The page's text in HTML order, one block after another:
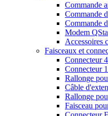
Commande
Commande
Commande
Modem
Accessoires
Faisceaux et
Connecteur
Connecteur
Rallonge
Câble
Rallonge
Faisceau